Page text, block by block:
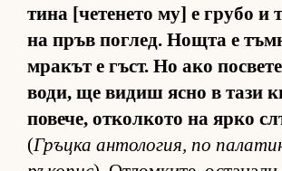
тина [че­те­нето му] е грубо и
на пръв пог­лед. Нощта е
мра­кът е гъст. Но ако
во­ди, ще ви­диш ясно в тази
по­ве­че, от­кол­кото на ярко
(Гръцка ан­то­ло­гия, по